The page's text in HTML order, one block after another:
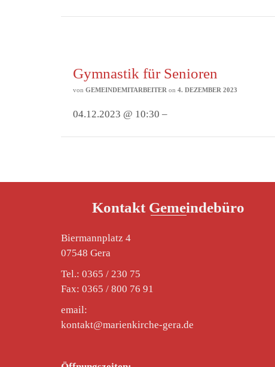
Gymnastik für Senioren
von GEMEINDEMITARBEITER on 4. DEZEMBER 2023
04.12.2023 @ 10:30 –
Kontakt Gemeindebüro
Biermannplatz 4
07548 Gera
Tel.: 0365 / 230 75
Fax: 0365 / 800 76 91
email:
kontakt@marienkirche-gera.de